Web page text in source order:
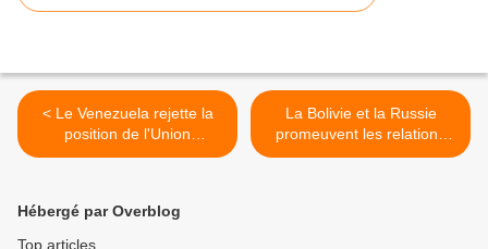
< Le Venezuela rejette la
position de l'Union
européenne sur l'assassinat
La Bolivie et la Russie
promeuvent les relations
commerciales dans divers
Hébergé par Overblog
Top articles